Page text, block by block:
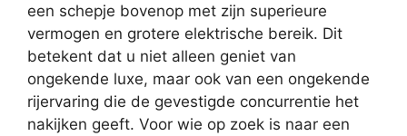
een schepje bovenop met zijn superieure
vermogen en grotere elektrische bereik. Dit
betekent dat u niet alleen geniet van
ongekende luxe, maar ook van een ongekende
rijervaring die de gevestigde concurrentie het
nakijken geeft. Voor wie op zoek is naar een